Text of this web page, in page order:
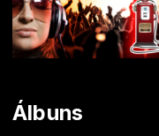
Álbuns